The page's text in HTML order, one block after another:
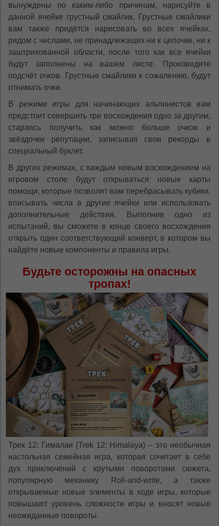
вынуждены по каким-либо причинам, нарисуйте в
данной ячейке грустный смайлик. Грустные смайлики
вам также придётся нарисовать во всех ячейках,
рядом с числами, не принадлежащих ни к цепочке, ни к
заштрихованной области, после того как все ячейки
будут заполнены на вашем листе. Произведите
подсчёт очков. Грустные смайлики к сожалению, будут
отнимать очки.
В режиме игры для начинающих альпинистов вам
предстоит совершить три восхождения одно за другим,
стараясь получить как можно больше очков и
звёздочки репутации, записывая свои рекорды в
специальный буклет.
В других режимах, с каждым новым восхождением на
игровом столе будут открываться новые карты
помощи, которые позволят вам перебрасывать кубики,
вписывать числа в другие ячейки или использовать
дополнительные действия. Выполнив одно из
испытаний, вы сможете в конце своего восхождения
открыть один соответствующий конверт, в котором вы
найдёте новые компоненты и правила игры.
Будьте осторожны на опасных
тропах!
Трек 12: Гималаи (Trek 12: Himalaya) – это необычная
настольная семейная игра, которая сочетает в себе
дух приключений с крутыми поворотами сюжета,
популярную механику Roll-and-write, а также
открываемые новые элементы в ходе игры, которые
повышают уровень сложности игры и вносят новые
неожиданные повороты.